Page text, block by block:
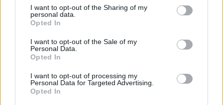
I want to opt-out of the Sharing of my
personal data.
Opted In
I want to opt-out of the Sale of my
Personal Data.
Opted In
I want to opt-out of processing my
Personal Data for Targeted Advertising.
Opted In
βρίσκονται σε διαρκή επαφή.
Ο ισχυρισμός του μέλους του ECR ότι τα
ευρωπαϊκά θεσμικά όργανα μπορούν να
διερευνήσουν εγκλήματα ή ατυχήματα στα κράτη
στις ευρωπαϊκές συνθήκες.